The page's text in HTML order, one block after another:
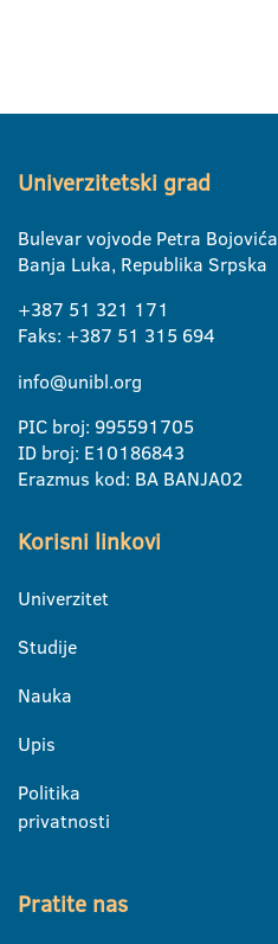
Univerzitetski grad
Bulevar vojvode Petra Bojovića
Banja Luka, Republika Srpska
+387 51 321 171
Faks: +387 51 315 694
info@unibl.org
PIC broj: 995591705
ID broj: E10186843
Erazmus kod: BA BANJA02
Korisni linkovi
Univerzitet
Studije
Nauka
Upis
Politika
privatnosti
Pratite nas